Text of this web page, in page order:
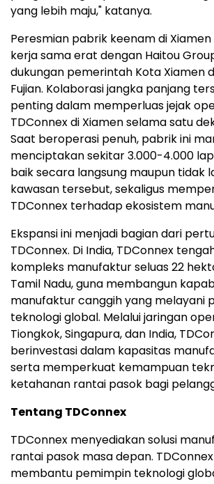
yang lebih maju," katanya.
Peresmian pabrik keenam di
kerja sama erat dengan Haitou
dukungan pemerintah Kota Xiamen
Fujian. Kolaborasi jangka panjang
penting dalam memperluas jejak
TDConnex di Xiamen selama satu
Saat beroperasi penuh, pabrik ini
menciptakan sekitar 3.000-4.000
baik secara langsung maupun tidak
kawasan tersebut, sekaligus
TDConnex terhadap ekosistem
Ekspansi ini menjadi bagian dari
TDConnex. Di India, TDConnex
kompleks manufaktur seluas 22
Tamil Nadu, guna membangun
manufaktur canggih yang melayani
teknologi global. Melalui jaringan
Tiongkok, Singapura, dan India,
berinvestasi dalam kapasitas
serta memperkuat kemampuan
ketahanan rantai pasok bagi
Tentang TDConnex
TDConnex menyediakan solusi
rantai pasok masa depan.
membantu pemimpin teknologi